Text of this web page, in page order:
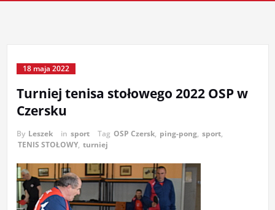
18 maja 2022
Turniej tenisa stołowego 2022 OSP w
Czersku
By Leszek in sport Tag OSP Czersk, ping-pong, sport,
TENIS STOŁOWY, turniej